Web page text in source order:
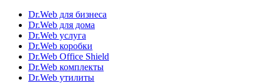
Dr.Web для бизнеса
Dr.Web для дома
Dr.Web услуга
Dr.Web коробки
Dr.Web Office Shield
Dr.Web комплекты
Dr.Web утилиты